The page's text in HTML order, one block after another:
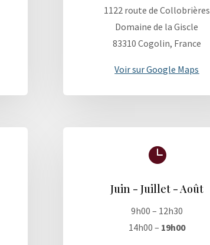
1122 route de Collobrières
Domaine de la Giscle
83310 Cogolin, France
Voir sur Google Maps

Juin - Juillet - Août
9h00 – 12h30
14h00 – 19h00